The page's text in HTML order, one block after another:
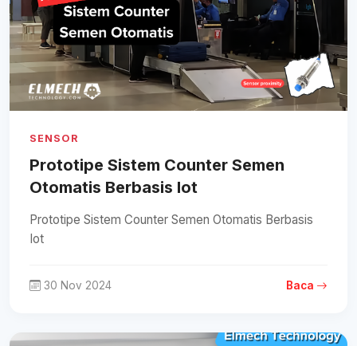
SENSOR
Prototipe Sistem Counter Semen
Otomatis Berbasis Iot
Prototipe Sistem Counter Semen Otomatis Berbasis
Iot
30 Nov 2024 Baca